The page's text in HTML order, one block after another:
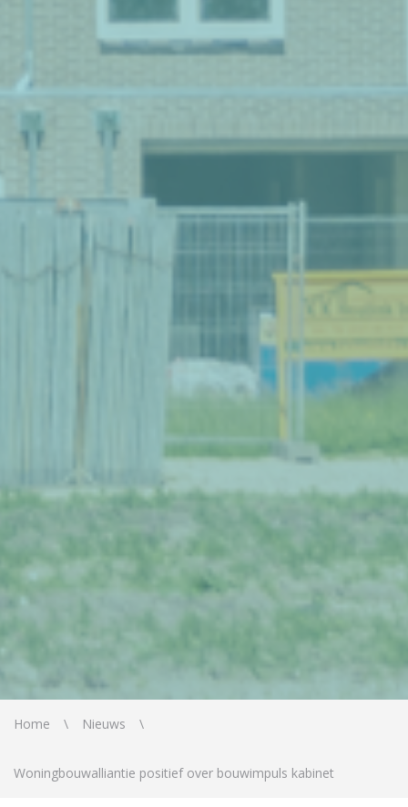
Home Nieuws
Woningbouwalliantie positief over bouwimpuls kabinet